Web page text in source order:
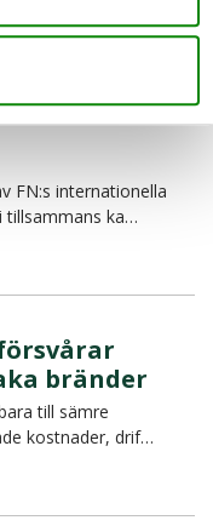
del a…
FN:s internationella
tillsammans ka…
bränder
till sämre
kostnader, drif…